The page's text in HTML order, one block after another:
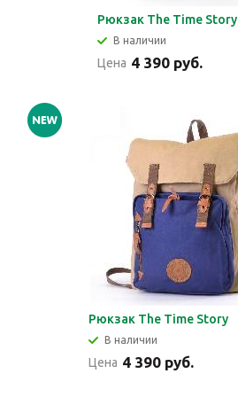
Рюкзак The Time Story
В наличии
Цена 4 390 руб.
Рюкзак The Time Story
В наличии
Цена 4 390 руб.